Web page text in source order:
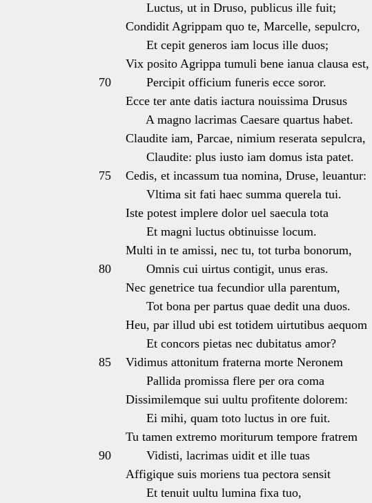
Luctus, ut in Druso, publicus ille fuit;
Condidit Agrippam quo te, Marcelle, sepulcro,
Et cepit generos iam locus ille duos;
Vix posito Agrippa tumuli bene ianua clausa est,
70
Percipit officium funeris ecce soror.
Ecce ter ante datis iactura nouissima Drusus
A magno lacrimas Caesare quartus habet.
Claudite iam, Parcae, nimium reserata sepulcra,
Claudite: plus iusto iam domus ista patet.
75
Cedis, et incassum tua nomina, Druse, leuantur:
Vltima sit fati haec summa querela tui.
Iste potest implere dolor uel saecula tota
Et magni luctus obtinuisse locum.
Multi in te amissi, nec tu, tot turba bonorum,
80
Omnis cui uirtus contigit, unus eras.
Nec genetrice tua fecundior ulla parentum,
Tot bona per partus quae dedit una duos.
Heu, par illud ubi est totidem uirtutibus aequom
Et concors pietas nec dubitatus amor?
85
Vidimus attonitum fraterna morte Neronem
Pallida promissa flere per ora coma
Dissimilemque sui uultu profitente dolorem:
Ei mihi, quam toto luctus in ore fuit.
Tu tamen extremo moriturum tempore fratrem
90
Vidisti, lacrimas uidit et ille tuas
Affigique suis moriens tua pectora sensit
Et tenuit uultu lumina fixa tuo,